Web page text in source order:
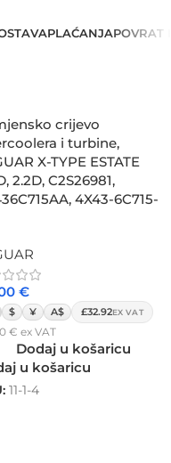
PLAĆANJAPOVRAT
crijevo
i turbine,
X-TYPE ESTATE
2.2D, C2S26981,
4X43-6C715-
€
$ ¥ A$ £32.92EX VAT
€ ex VAT
Dodaj u košaricu
u košaricu
11-1-4